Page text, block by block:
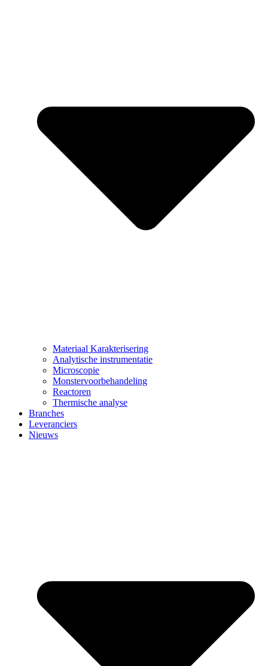
Materiaal Karakterisering
Analytische instrumentatie
Microscopie
Monstervoorbehandeling
Reactoren
Thermische analyse
Branches
Leveranciers
Nieuws